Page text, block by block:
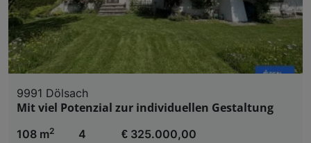
9991 Dölsach
Mit viel Potenzial zur individuellen Gestaltung
108 m2
4 € 325.000,00